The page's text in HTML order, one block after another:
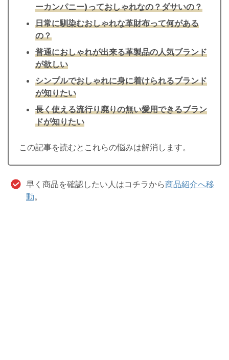
ーカンパニー)っておしゃれなの？ダサいの？
日常に馴染むおしゃれな革財布って何がある
の？
普通におしゃれが出来る革製品の人気ブランド
が欲しい
シンプルでおしゃれに身に着けられるブランド
が知りたい
長く使える流行り廃りの無い愛用できるブラン
ドが知りたい
この記事を読むとこれらの悩みは解消します。
早く商品を確認したい人はコチラから商品紹介へ移
動。